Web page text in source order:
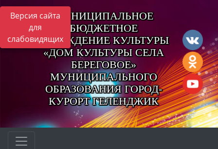
Версия сайта
для
слабовидящих
МУНИЦИПАЛЬНОЕ
БЮДЖЕТНОЕ
УЧРЕЖДЕНИЕ КУЛЬТУРЫ
«ДОМ КУЛЬТУРЫ СЕЛА
БЕРЕГОВОЕ»
МУНИЦИПАЛЬНОГО
ОБРАЗОВАНИЯ ГОРОД-
КУРОРТ ГЕЛЕНДЖИК